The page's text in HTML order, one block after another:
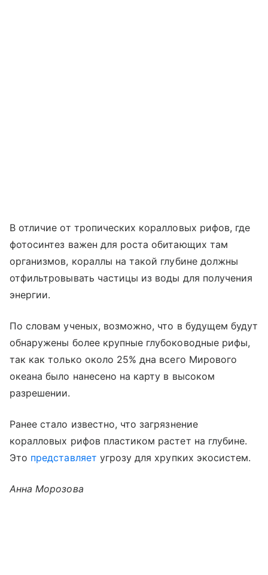
В отличие от тропических коралловых рифов, где
фотосинтез важен для роста обитающих там
организмов, кораллы на такой глубине должны
отфильтровывать частицы из воды для получения
энергии.
По словам ученых, возможно, что в будущем будут
обнаружены более крупные глубоководные рифы,
так как только около 25% дна всего Мирового
океана было нанесено на карту в высоком
разрешении.
Ранее стало известно, что загрязнение
коралловых рифов пластиком растет на глубине.
Это представляет угрозу для хрупких экосистем.
Анна Морозова